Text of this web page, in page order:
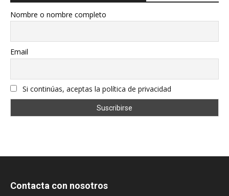
Nombre o nombre completo
Email
Si continúas, aceptas la política de privacidad
Contacta con nosotros